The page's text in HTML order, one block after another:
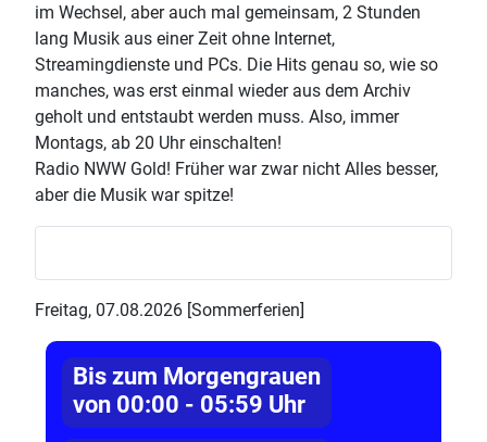
im Wechsel, aber auch mal gemeinsam, 2 Stunden
lang Musik aus einer Zeit ohne Internet,
Streamingdienste und PCs. Die Hits genau so, wie so
manches, was erst einmal wieder aus dem Archiv
geholt und entstaubt werden muss. Also, immer
Montags, ab 20 Uhr einschalten!
Radio NWW Gold! Früher war zwar nicht Alles besser,
aber die Musik war spitze!
Freitag, 07.08.2026 [Sommerferien]
Bis zum Morgengrauen
von 00:00 - 05:59 Uhr